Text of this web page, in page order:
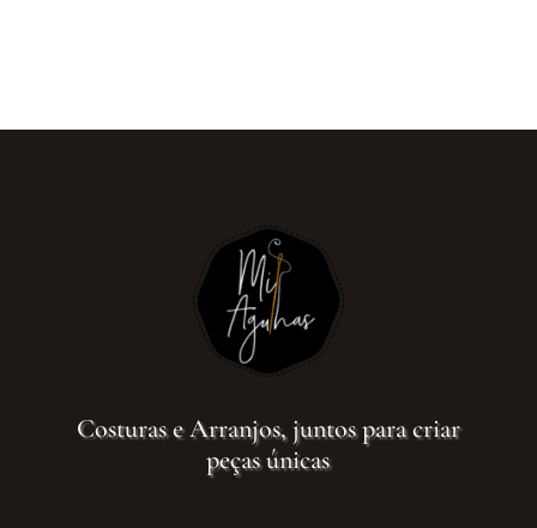
Costuras e Arranjos, juntos para criar
peças únicas